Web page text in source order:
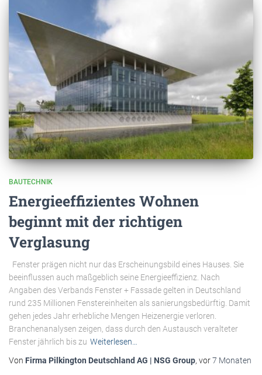
BAUTECHNIK
Energieeffizientes Wohnen
beginnt mit der richtigen
Verglasung
Fenster prägen nicht nur das Erscheinungsbild eines Hauses. Sie
beeinflussen auch maßgeblich seine Energieeffizienz. Nach
Angaben des Verbands Fenster + Fassade gelten in Deutschland
rund 235 Millionen Fenstereinheiten als sanierungsbedürftig. Damit
gehen jedes Jahr erhebliche Mengen Heizenergie verloren.
Branchenanalysen zeigen, dass durch den Austausch veralteter
Fenster jährlich bis zu Weiterlesen…
Von Firma Pilkington Deutschland AG | NSG Group, vor7 Monaten